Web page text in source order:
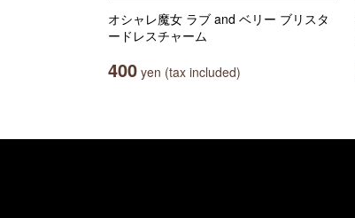
オシャレ魔女 ラブ and ベリー ブリスタ
ードレスチャーム
400 yen (tax included)